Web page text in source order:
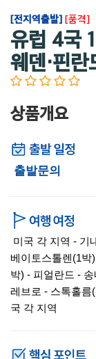
[전지역출발] [품격]
유럽 4국
웨덴·핀란
상품개요
출발문의
미국 각 지역 - 기
베이토스톨렌(1박
박) - 피얼란드 -
레브로 - 스톡홀름
국 각 지역